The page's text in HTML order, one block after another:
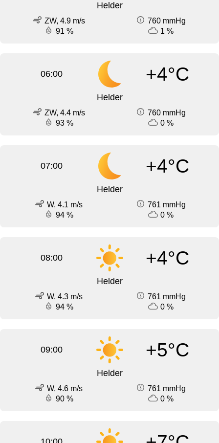
Helder
ZW, 4.9 m/s
760 mmHg
91 %
1 %
06:00 +4°C
Helder
ZW, 4.4 m/s
760 mmHg
93 %
0 %
07:00 +4°C
Helder
W, 4.1 m/s
761 mmHg
94 %
0 %
08:00 +4°C
Helder
W, 4.3 m/s
761 mmHg
94 %
0 %
09:00 +5°C
Helder
W, 4.6 m/s
761 mmHg
90 %
0 %